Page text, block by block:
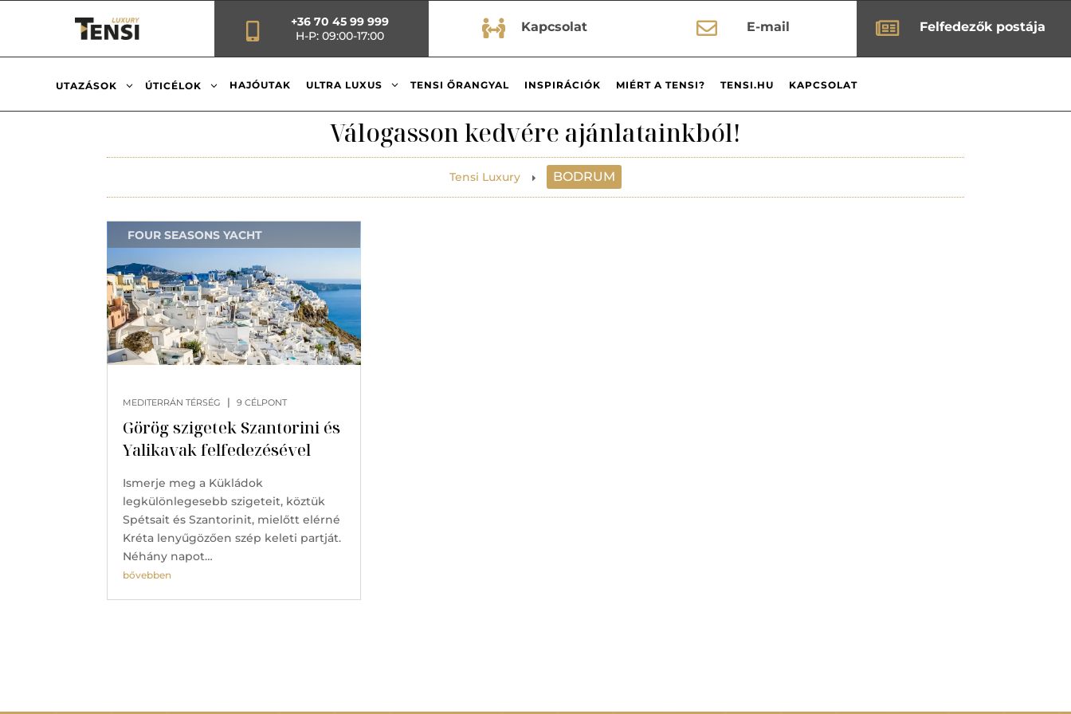
+36 70 45 99 999
H-P: 09:00-17:00
 Kapcsolat  Felfedezők postája
 E-mail
UTAZÁSOK 3 ÚTICÉLOK 3 HAJÓUTAK ULTRA LUXUS 3 TENSI ŐRANGYAL INSPIRÁCIÓK MIÉRT A TENSI? TENSI.HU KAPCSOLAT
Válogasson kedvére ajánlatainkból!
Tensi Luxury E BODRUM
Görög szigetek Szantorini és
Yalikavak felfedezésével
MEDITERRÁN TÉRSÉG | 9 CÉLPONT
FOUR SEASONS YACHT
Ismerje meg a Kükládok
legkülönlegesebb szigeteit, köztük
Spétsait és Szantorinit, mielőtt elérné
Kréta lenyűgözően szép keleti partját.
Néhány napot…
bővebben